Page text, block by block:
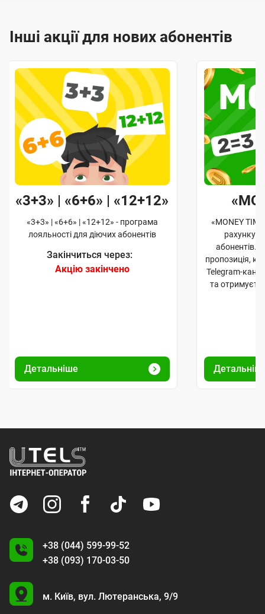
Інші акції для нових абонентів
«3+3» | «6+6» | «12+12»
«3+3» | «6+6» | «12+12» - програма
лояльності для діючих абонентів
Закінчиться через:
Акцію закінчено
Детальніше
«MONEY
рахунку
абонентів.
пропозиція,
Telegram-
та
+38 (044) 599-99-52
+38 (093) 170-03-50
U
м. Київ, вул. Лютеранська, 9/9